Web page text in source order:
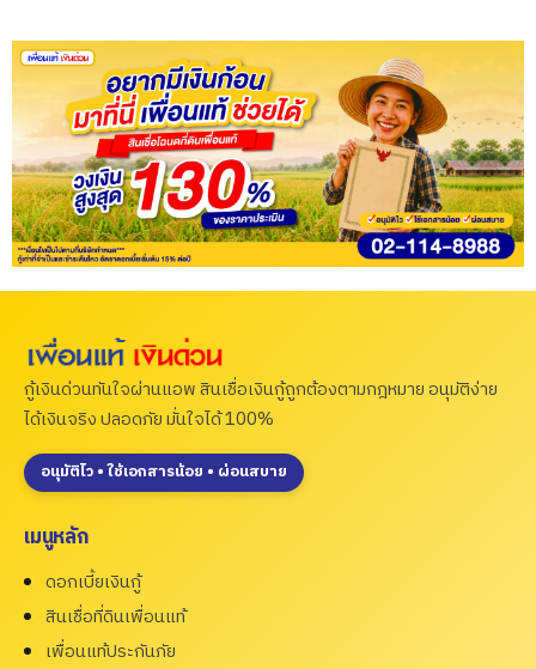
กู้เงินด่วนทันใจผ่านแอพ สินเชื่อเงินกู้ถูกต้องตามกฎหมาย อนุมัติง่าย
ได้เงินจริง ปลอดภัย มั่นใจได้ 100%
อนุมัติไว • ใช้เอกสารน้อย • ผ่อนสบาย
เมนูหลัก
ดอกเบี้ยเงินกู้
สินเชื่อที่ดินเพื่อนแท้
เพื่อนแท้ประกันภัย